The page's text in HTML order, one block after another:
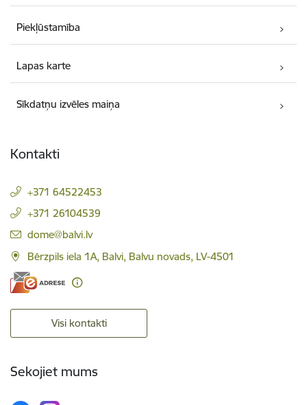
Piekļūstamība
Lapas karte
Sīkdatņu izvēles maiņa
Kontakti
+371 64522453
+371 26104539
E-pasts:
dome@balvi.lv
Bērzpils iela 1A, Balvi, Balvu novads, LV-4501
Visi kontakti
Sekojiet mums